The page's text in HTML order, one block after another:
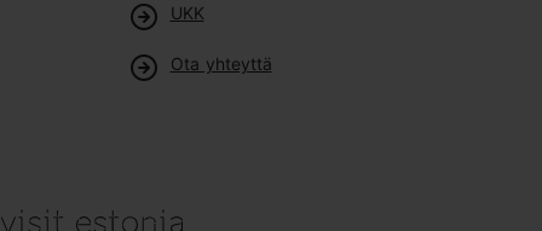
UKK
Ota yhteyttä